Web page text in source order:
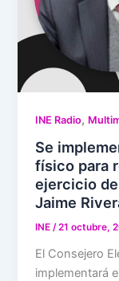
INE Radio,
Se
físico para
ejercicio
Jaime
INE/21 octubre,
El Consejero
implementará